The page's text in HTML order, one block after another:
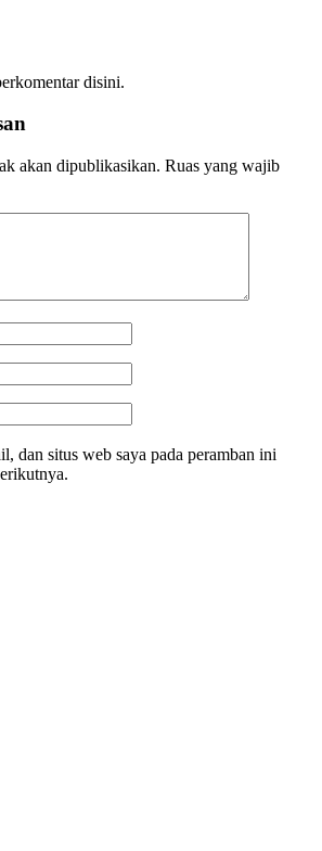
disini.
akan dipublikasikan. Ruas yang wajib
dan situs web saya pada peramban ini